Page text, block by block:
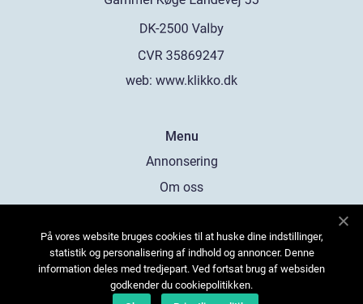
web: www.klikko.dk
Menu
Annonsering
Om oss
Kontakta oss
Sitemap
På vores website bruges cookies til at huske dine indstillinger,
statistik og personalisering af indhold og annoncer. Denne
information deles med tredjepart. Ved fortsat brug af websiden
godkender du cookiepolitikken.